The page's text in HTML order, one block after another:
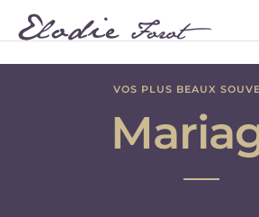
VOS PLUS BEAUX